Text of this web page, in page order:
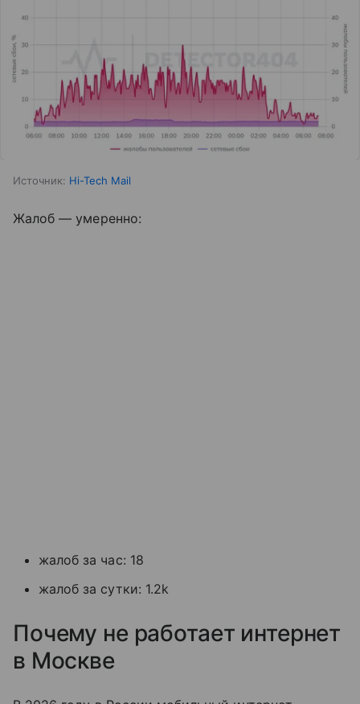
Источник: Hi-Tech Mail
Жалоб — умеренно:
жалоб за час: 18
жалоб за сутки: 1.2k
Почему не работает интернет
в Москве